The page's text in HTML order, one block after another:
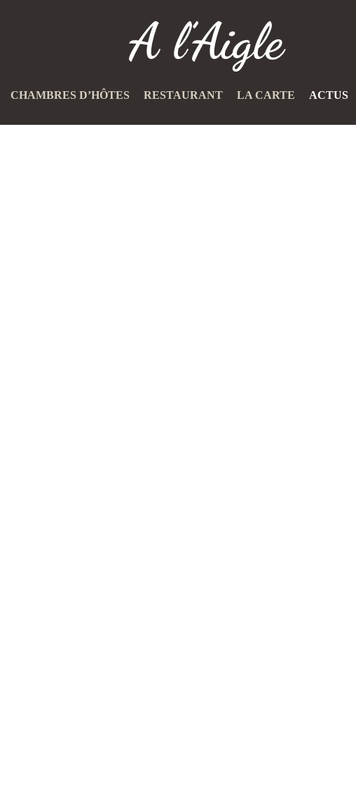
CHAMBRES D’HÔTES RESTAURANT LA CARTE ACTUS